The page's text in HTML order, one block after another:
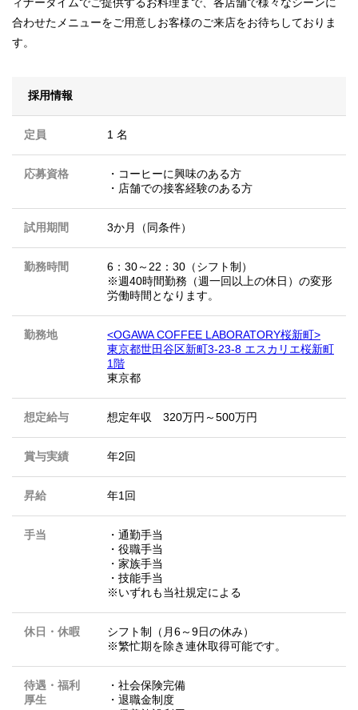
合わせたメニューをご用意しお客様のご来店をお待ちしておりま
す。
採用情報
定員 1 名
応募資格
・コーヒーに興味のある方
・店舗での接客経験のある方
試用期間 3か月（同条件）
勤務時間
6：30～22：30（シフト制）
※週40時間勤務（週一回以上の休日）の変形
労働時間となります。
勤務地
<OGAWA COFFEE LABORATORY桜新町>
東京都世田谷区新町3-23-8 エスカリエ桜新町
1階
東京都
想定給与 想定年収 320万円～500万円
賞与実績 年2回
昇給 年1回
手当
・通勤手当
・役職手当
・家族手当
・技能手当
※いずれも当社規定による
休日・休暇
シフト制（月6～9日の休み）
※繁忙期を除き連休取得可能です。
待遇・福利
厚生
・社会保険完備
・退職金制度